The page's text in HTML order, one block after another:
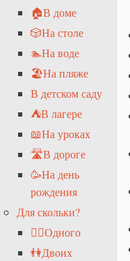
🏠В доме
🎲На столе
🏊На воде
🏖На пляже
В детском саду
⛺В лагере
📖На уроках
🛣В дороге
🥳На день
рождения
Для скольки?
🧍‍♂️Одного
👫Двоих